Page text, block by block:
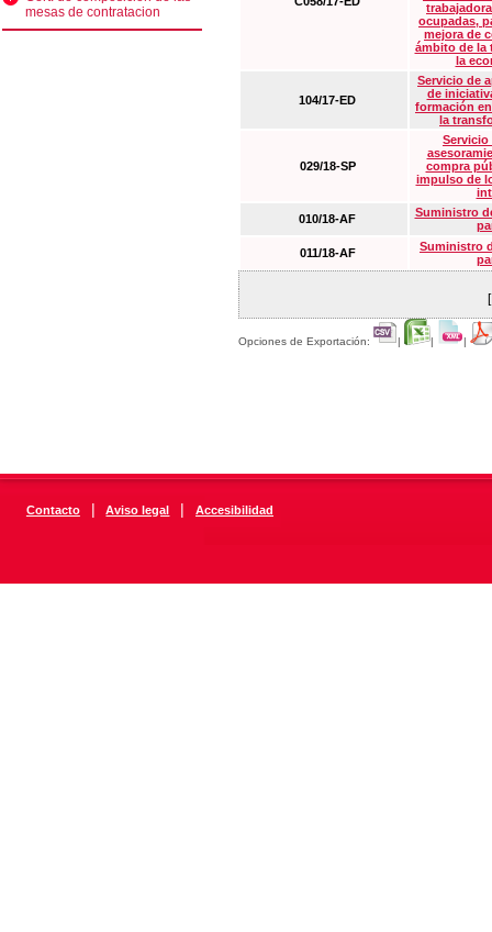
mesas de contratacion
ocupadas,
mejora de
ámbito de la
la
104/17-ED
Servicio de
de
formación
la
029/18-SP
Servicio
compra
impulso de
010/18-AF
Suministro
011/18-AF
Suministro
Opciones de Exportación: | | |
Contacto | Aviso legal | Accesibilidad